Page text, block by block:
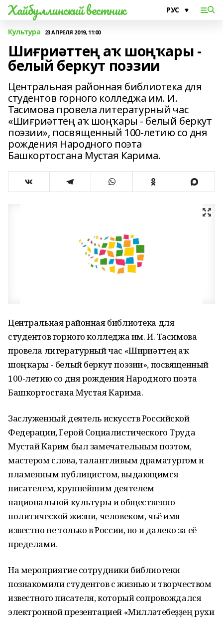
Хайбуллинский вестник
Культура 23 АПРЕЛЯ 2019, 11:00
Шиғриәттең аҡ шоңҡары -
белый беркут поэзии
Центральная районная библиотека для
студентов горного колледжа им. И.
Тасимова провела литературный час
«Шиғриәттең аҡ шоңҡары - белый беркут
поэзии», посвященный 100-летию со дня
рождения Народного поэта
Башкортостана Мустая Карима.
Центральная районная библиотека для
студентов горного колледжа им. И. Тасимова
провела литературный час «Шиғриәттең аҡ
шоңҡары - белый беркут поэзии», посвященный
100-летию со дня рождения Народного поэта
Башкортостана Мустая Карима.
Заслуженный деятель искусств Российской
Федерации, Герой Социалистического Труда
Мустай Карим был замечательным поэтом,
мастером слова, талантливым драматургом и
пламенным публицистом, выдающимся
писателем, крупнейшим деятелем
национальной культуры и общественно-
политической жизни, человеком, чьё имя
известно не только в России, но и далеко за её
пределами.
На мероприятие сотрудники библиотеки
познакомили студентов с жизнью и творчеством
известного писателя, который сопровождался
электронной презентацией «Милләтебеҙҙең рухи